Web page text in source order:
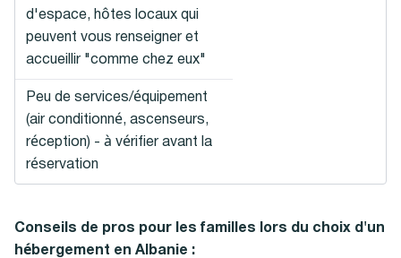
d'espace, hôtes locaux qui
peuvent vous renseigner et
accueillir "comme chez eux"
Peu de services/équipement
(air conditionné, ascenseurs,
réception) - à vérifier avant la
réservation
Conseils de pros pour les familles lors du choix d'un
hébergement en Albanie :